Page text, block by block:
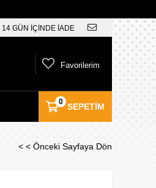
14 GÜN İÇİNDE İADE
SEPETIM
0
Favorilerim
< < Önceki Sayfaya Dön